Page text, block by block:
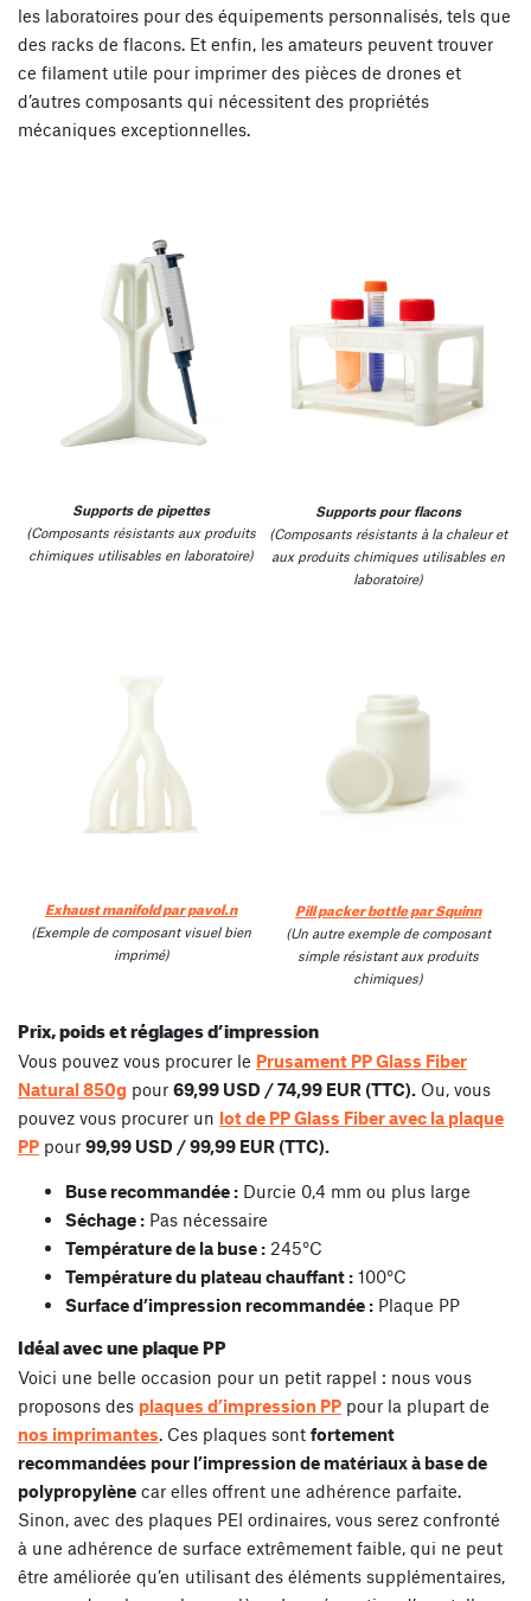
les laboratoires pour des équipements personnalisés, tels que
des racks de flacons. Et enfin, les amateurs peuvent trouver
ce filament utile pour imprimer des pièces de drones et
d’autres composants qui nécessitent des propriétés
mécaniques exceptionnelles.
Supports de pipettes
(Composants résistants aux produits
chimiques utilisables en laboratoire)
Supports pour flacons
(Composants résistants à la chaleur et
aux produits chimiques utilisables en
laboratoire)
Exhaust manifold par pavol.n
(Exemple de composant visuel bien
imprimé)
Pill packer bottle par Squinn
(Un autre exemple de composant
simple résistant aux produits
chimiques)
Prix, poids et réglages d’impression
Vous pouvez vous procurer le Prusament PP Glass Fiber
Natural 850g pour 69,99 USD / 74,99 EUR (TTC). Ou, vous
pouvez vous procurer un lot de PP Glass Fiber avec la plaque
PP pour 99,99 USD / 99,99 EUR (TTC).
Buse recommandée : Durcie 0,4 mm ou plus large
Séchage : Pas nécessaire
Température de la buse : 245°C
Température du plateau chauffant : 100°C
Surface d’impression recommandée : Plaque PP
Idéal avec une plaque PP
Voici une belle occasion pour un petit rappel : nous vous
proposons des plaques d’impression PP pour la plupart de
nos imprimantes. Ces plaques sont fortement
recommandées pour l’impression de matériaux à base de
polypropylène car elles offrent une adhérence parfaite.
Sinon, avec des plaques PEI ordinaires, vous serez confronté
à une adhérence de surface extrêmement faible, qui ne peut
être améliorée qu’en utilisant des éléments supplémentaires,